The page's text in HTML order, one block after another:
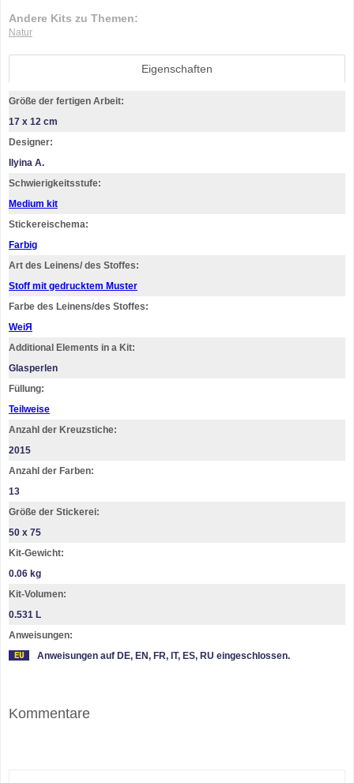
Andere Kits zu Themen:
Natur
Eigenschaften
Größe der fertigen Arbeit:
17 x 12 cm
Designer:
Ilyina A.
Schwierigkeitsstufe:
Medium kit
Stickereischema:
Farbig
Art des Leinens/ des Stoffes:
Stoff mit gedrucktem Muster
Farbe des Leinens/des Stoffes:
WeiЯ
Additional Elements in a Kit:
Glasperlen
Füllung:
Teilweise
Anzahl der Kreuzstiche:
2015
Anzahl der Farben:
13
Größe der Stickerei:
50 х 75
Kit-Gewicht:
0.06 kg
Kit-Volumen:
0.531 L
Anweisungen:
Anweisungen auf DE, EN, FR, IT, ES, RU eingeschlossen.
Kommentare